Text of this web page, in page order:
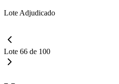
Lote Adjudicado
Lote 66 de 100